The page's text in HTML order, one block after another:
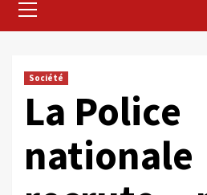
Menu
Société
La Police
nationale